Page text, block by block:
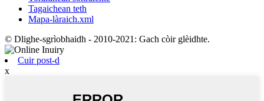
Tagaichean teth
Mapa-làraich.xml
© Dlighe-sgrìobhaidh - 2010-2021: Gach còir glèidhte.
Cuir post-d
x